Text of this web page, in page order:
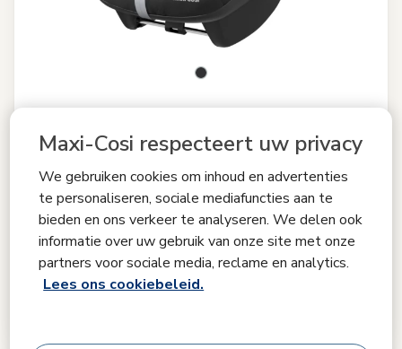
Maxi-Cosi respecteert uw privacy
We gebruiken cookies om inhoud en advertenties
te personaliseren, sociale mediafuncties aan te
bieden en ons verkeer te analyseren. We delen ook
informatie over uw gebruik van onze site met onze
partners voor sociale media, reclame en analytics.
Lees ons cookiebeleid.
Pebble Pro
Click & Go-installatie|Comfortabele baby-knuffel inleg|
Flexibel reissysteem
i-Size veiligheid
€ 119,99 -40%
€ 199,99Originele prijs